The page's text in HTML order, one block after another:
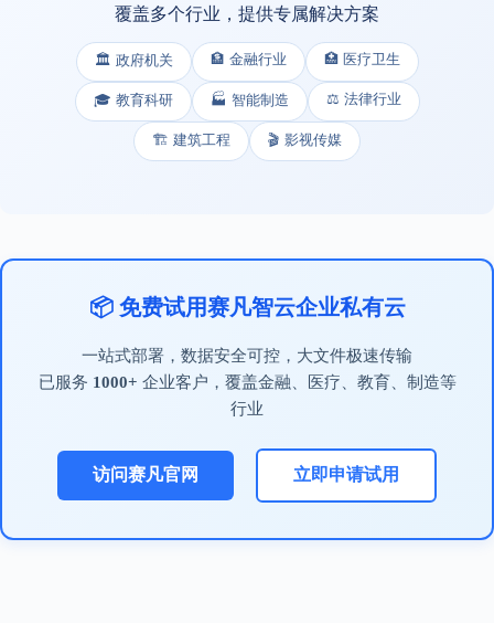
覆盖多个行业，提供专属解决方案
🏛️ 政府机关 🏦 金融行业 🏥 医疗卫生
🎓 教育科研 🏭 智能制造 ⚖️ 法律行业
🏗️ 建筑工程 🎬 影视传媒
📦 免费试用赛凡智云企业私有云
一站式部署，数据安全可控，大文件极速传输
已服务 1000+ 企业客户，覆盖金融、医疗、教育、制造等
行业
访问赛凡官网 立即申请试用